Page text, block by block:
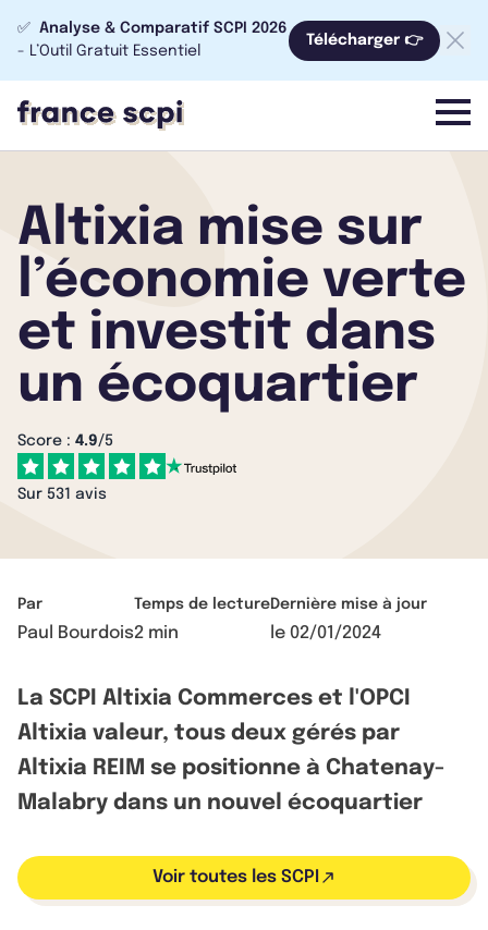
✅ Analyse & Comparatif SCPI 2026
- L’Outil Gratuit Essentiel
Télécharger 👉
menu
Altixia mise sur
l’économie verte
et investit dans
un écoquartier
Score : 4.9/5
Sur 531 avis
Par
Paul Bourdois
Temps de lecture
2 min
Dernière mise à jour
le 02/01/2024
La SCPI Altixia Commerces et l'OPCI
Altixia valeur, tous deux gérés par
Altixia REIM se positionne à Chatenay-
Malabry dans un nouvel écoquartier
Voir toutes les SCPI